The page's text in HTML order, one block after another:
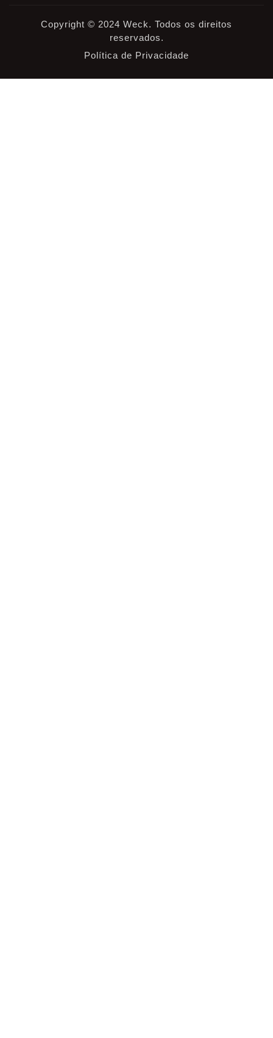
Copyright © 2024 Weck. Todos os direitos
reservados.
Política de Privacidade